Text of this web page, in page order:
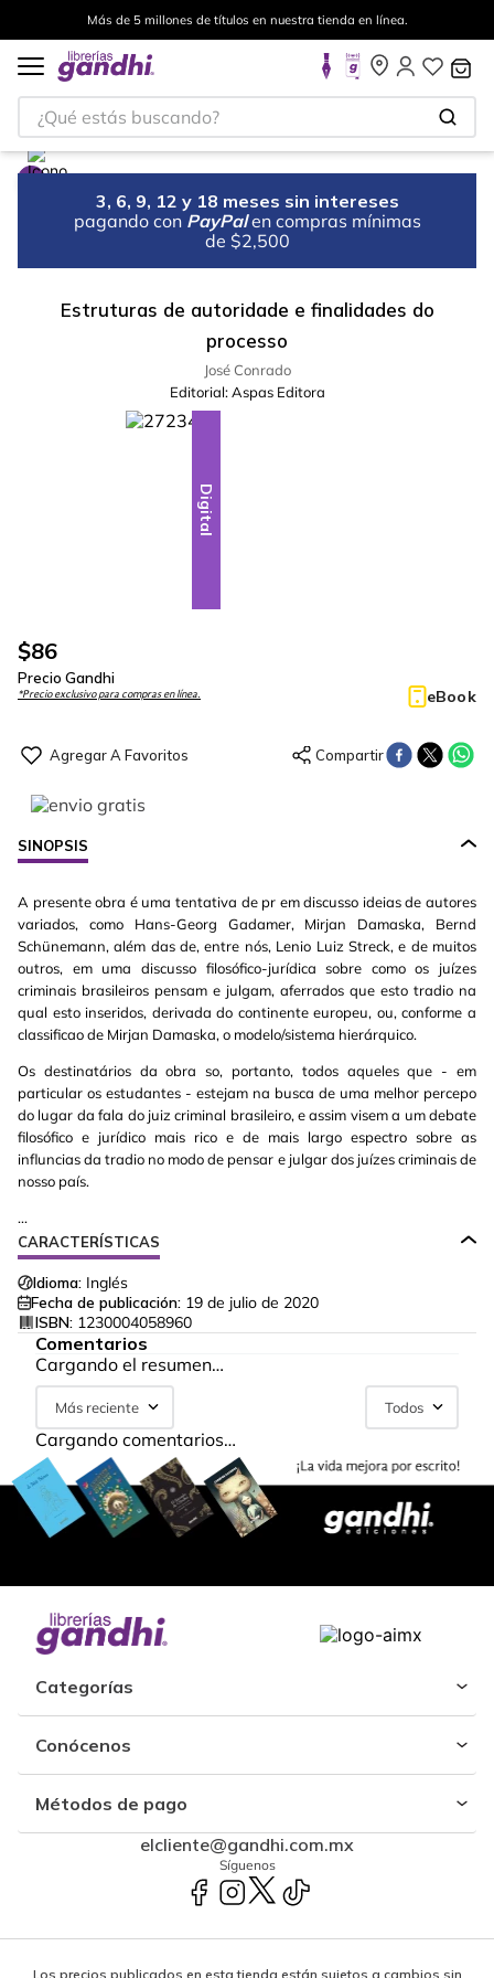
Más de 5 millones de títulos en nuestra tienda en línea.
¿Qué estás buscando?
3, 6, 9, 12 y 18 meses sin intereses
pagando con PayPal en compras mínimas
de $2,500
Estruturas de autoridade e finalidades do
processo
José Conrado
Editorial: Aspas Editora
Digital
$86
Precio Gandhi
*Precio exclusivo para compras en línea. eBook
SINOPSIS
A presente obra é uma tentativa de pr em discusso ideias de autores
variados, como Hans-Georg Gadamer, Mirjan Damaska, Bernd
Schünemann, além das de, entre nós, Lenio Luiz Streck, e de muitos
outros, em uma discusso filosófico-jurídica sobre como os juízes
criminais brasileiros pensam e julgam, aferrados que esto tradio na
qual esto inseridos, derivada do continente europeu, ou, conforme a
classificao de Mirjan Damaska, o modelo/sistema hierárquico.
Os destinatários da obra so, portanto, todos aqueles que - em
particular os estudantes - estejam na busca de uma melhor percepo
do lugar da fala do juiz criminal brasileiro, e assim visem a um debate
filosófico e jurídico mais rico e de mais largo espectro sobre as
influncias da tradio no modo de pensar e julgar dos juízes criminais de
nosso país.
...
CARACTERÍSTICAS
Idioma: Inglés
Fecha de publicación: 19 de julio de 2020
ISBN: 1230004058960
Comentarios
Cargando el resumen…
Más reciente Todos
Cargando comentarios…
Categorías
Conócenos
Métodos de pago
elcliente@gandhi.com.mx
Síguenos
Los precios publicados en esta tienda están sujetos a cambios sin